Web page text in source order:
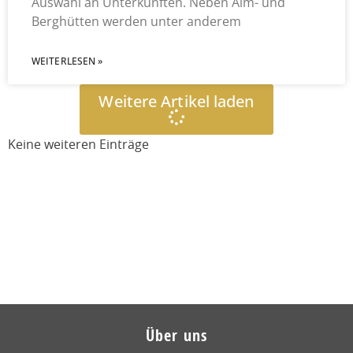
Berghütten werden unter anderem
WEITERLESEN »
Weitere Artikel laden
Keine weiteren Einträge
Über uns